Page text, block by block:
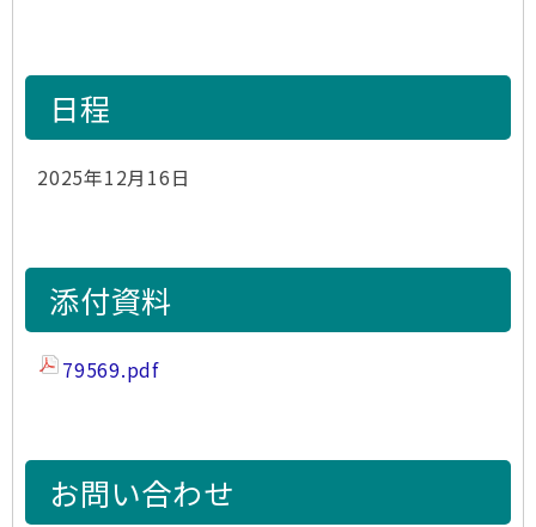
日程
2025年12月16日
添付資料
79569.pdf
お問い合わせ